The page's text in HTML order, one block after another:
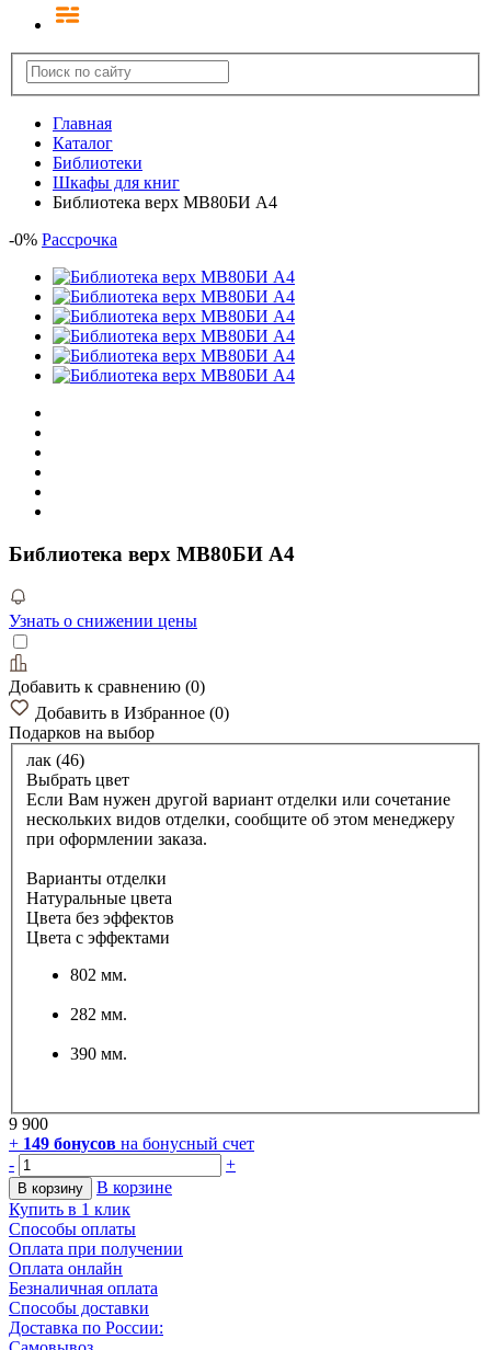
Главная
Каталог
Библиотеки
Шкафы для книг
Библиотека верх МВ80БИ А4
-0% Рассрочка
Библиотека верх МВ80БИ А4
Узнать о снижении цены
Добавить к сравнению (0)
Добавить в Избранное (0)
Подарков на выбор
лак (46)
Выбрать цвет
Если Вам нужен другой вариант отделки или сочетание
нескольких видов отделки, сообщите об этом менеджеру
при оформлении заказа.
Варианты отделки
Натуральные цвета
Цвета без эффектов
Цвета с эффектами
802 мм.
282 мм.
390 мм.
9 900
+ 149 бонусов на бонусный счет
-
+
В корзину
В корзине
Купить в 1 клик
Способы оплаты
Оплата при получении
Оплата онлайн
Безналичная оплата
Способы доставки
Доставка по России: